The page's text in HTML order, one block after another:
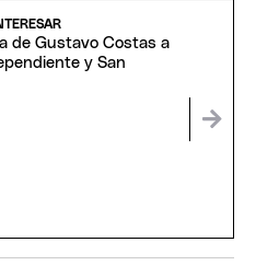
de Gustavo Costas a
y San